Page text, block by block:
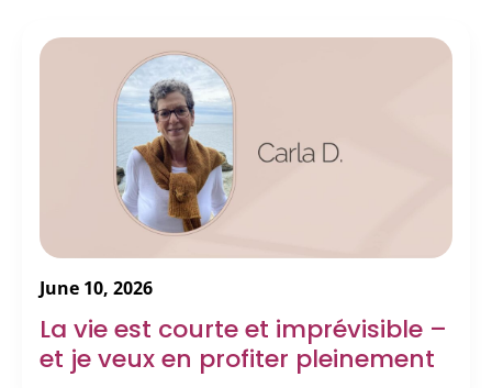
June 10, 2026
La vie est courte et imprévisible –
et je veux en profiter pleinement